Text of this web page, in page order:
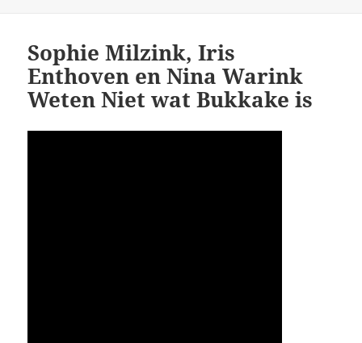
Sophie Milzink, Iris
Enthoven en Nina Warink
Weten Niet wat Bukkake is